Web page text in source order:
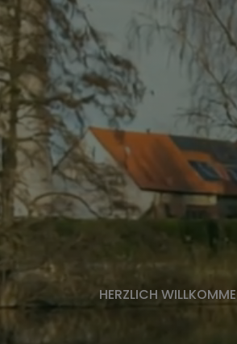
HERZLICH